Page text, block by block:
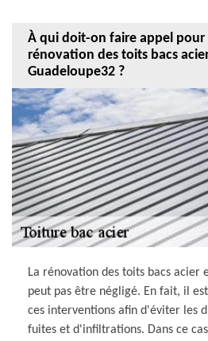
À qui doit-on faire appel pour
rénovation des toits bacs
Guadeloupe32 ?
La rénovation des toits bacs acier
peut pas être négligé. En fait, il
ces interventions afin d'éviter les
fuites et d'infiltrations. Dans ce